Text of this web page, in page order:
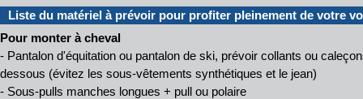
Liste du matériel à prévoir pour profiter pleinement de votre
Pour monter à cheval
- Pantalon d'équitation ou pantalon de ski, prévoir collants ou
dessous (évitez les sous-vêtements synthétiques et le jean)
- Sous-pulls manches longues + pull ou polaire